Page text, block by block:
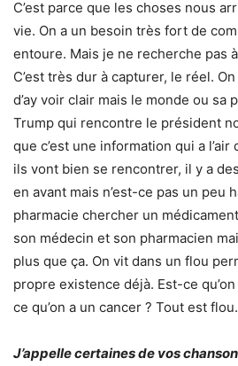
C’est parce que les choses nous
vie. On a un besoin très fort de
entoure. Mais je ne recherche pas
C’est très dur à capturer, le réel.
d’ay voir clair mais le monde ou sa
Trump qui rencontre le président
que c’est une information qui a l’air
ils vont bien se rencontrer, il y a
en avant mais n’est-ce pas un peu
pharmacie chercher un
son médecin et son pharmacien
plus que ça. On vit dans un flou
propre existence déjà. Est-ce
ce qu’on a un cancer ? Tout est flou.
J’appelle certaines de vos